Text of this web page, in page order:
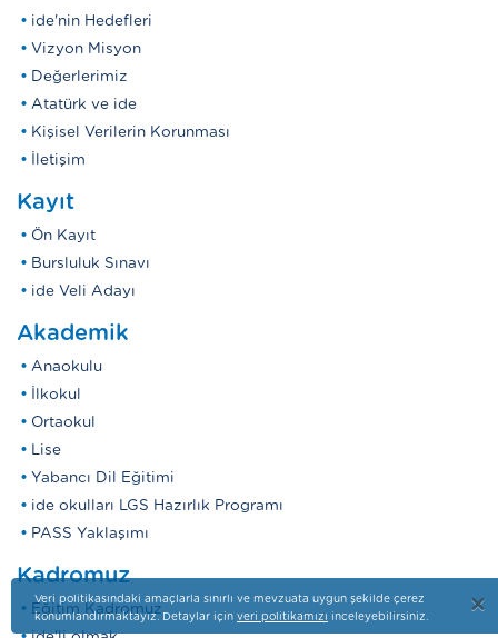
ide'nin Hedefleri
Vizyon Misyon
Değerlerimiz
Atatürk ve ide
Kişisel Verilerin Korunması
İletişim
Kayıt
Ön Kayıt
Bursluluk Sınavı
ide Veli Adayı
Akademik
Anaokulu
İlkokul
Ortaokul
Lise
Yabancı Dil Eğitimi
ide okulları LGS Hazırlık Programı
PASS Yaklaşımı
Kadromuz
Eğitim Kadromuz
×
Veri politikasındaki amaçlarla sınırlı ve mevzuata uygun şekilde çerez
konumlandırmaktayız. Detaylar için veri politikamızı inceleyebilirsiniz.